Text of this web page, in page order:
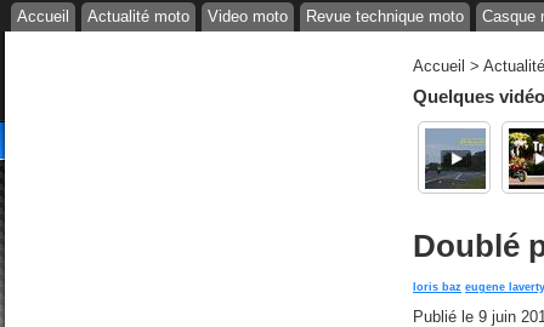
Accueil Actualité moto Video moto Revue technique moto Casque
Accueil >
Quelques
Doublé
loris baz eugene laverty
Publié le 9 juin